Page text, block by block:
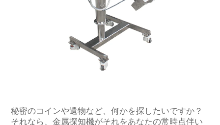
秘密のコインや遺物など、何かを探したいですか？
それなら、金属探知機がそれをあなたの常時点伴い